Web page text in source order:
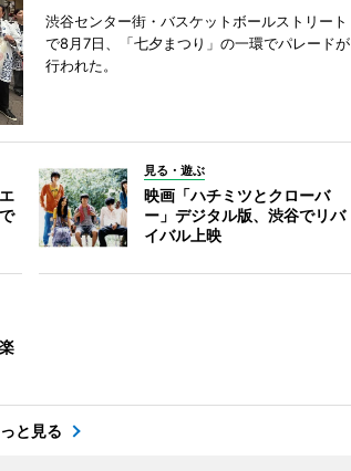
渋谷センター街・バスケットボールストリート
で8月7日、「七夕まつり」の一環でパレードが
行われた。
見る・遊ぶ
映画「ハチミツとクローバ
ー」デジタル版、渋谷でリバ
イバル上映
と見る